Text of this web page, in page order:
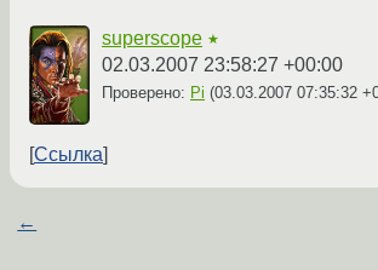
superscope ★
02.03.2007 23:58:27 +00:00
Проверено: Pi (03.03.2007 07:35:32
Ссылка
←